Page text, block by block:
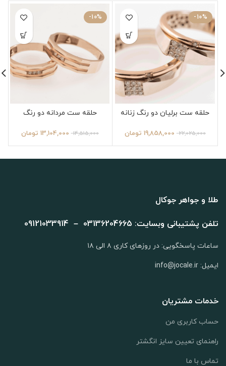
-10%
حلقه ست برلیان دو رنگ زنانه
22,025,000
19,858,000 تومان
-10%
حلقه ست مردانه دو رنگ
14,515,000
13,104,000 تومان
طلا و جواهر جوکال
تلفن پشتیبانی وبسایت: 03136204665 – 09121033914
ساعات پاسخگویی: در روزهای کاری ۸ الی ۱۸
ایمیل: info@jocale.ir
خدمات مشتریان
حساب کاربری من
راهنمای تعیین سایز انگشتر
تماس با ما